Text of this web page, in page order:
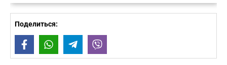
Поделиться:
FacebookWhatsAppTelegram